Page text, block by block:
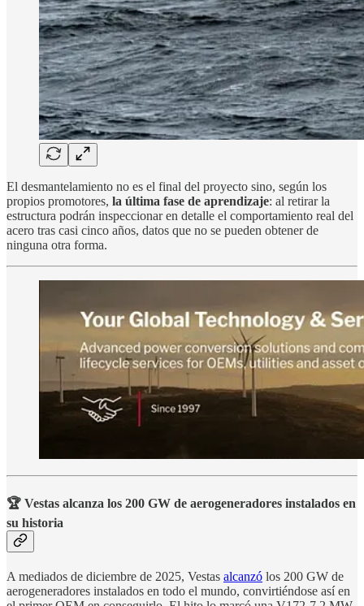
El desmantelamiento no es el final del proyecto sino, según los
propios promotores, la última fase de aprendizaje: al retirar la
estructura podrán inspeccionar en detalle el comportamiento real del
acero tras casi cinco años, datos que no se pueden obtener de
ninguna otra forma.
🏆 Vestas alcanza los 200 GW de aerogeneradores instalados en
su historia
A mediados de diciembre de 2025, Vestas alcanzó los 200 GW de
aerogeneradores instalados en todo el mundo, convirtiéndose así en